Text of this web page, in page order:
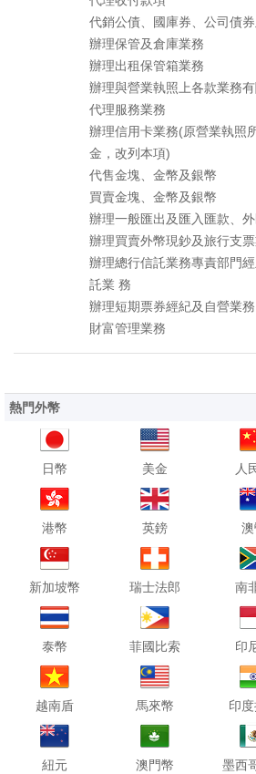
代銷公債、國庫券、公司債
辦理保管及倉庫業務
辦理出租保管箱業務
辦理與營業執照上各款業務
代理服務業務
辦理信用卡業務(原營業執照
金，改列本項)
代售金塊、金幣及銀幣
買賣金塊、金幣及銀幣
辦理一般匯出及匯入匯款、
辦理買賣外幣現鈔及旅行支
辦理總行信託業務專責部門
託業 務
辦理短期票券經紀及自營業務
財富管理業務
熱門外幣
日幣 美金 人
港幣 英鎊
新加坡幣 瑞士法郎 南
泰幣 菲國比索 印
越南盾 馬來幣 印
紐元 澳門幣 墨西